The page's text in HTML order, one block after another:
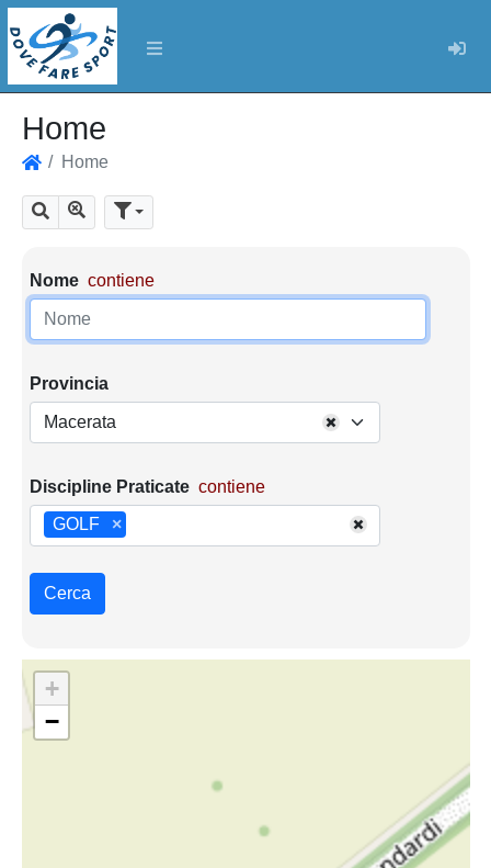
Home
Home
Cerca Mostra tutti i risultati
Parametri di ricerca
Nome contiene
Provincia
Macerata
Discipline Praticate contiene
×
GOLF
Cerca
+
−